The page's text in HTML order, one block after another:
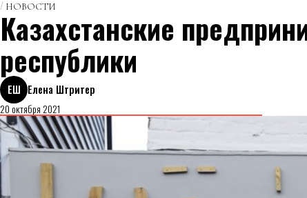
НОВОСТИ
Казахстанские
республики
ЕШ Елена Штритер
20 октября 2021